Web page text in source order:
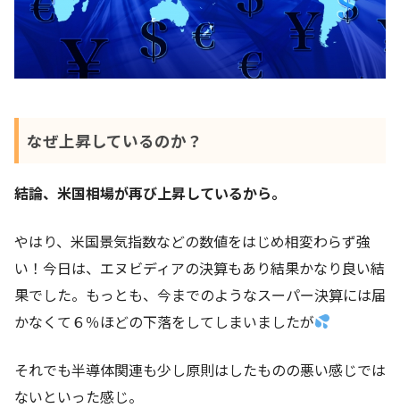
なぜ上昇しているのか？
結論、米国相場が再び上昇しているから。
やはり、米国景気指数などの数値をはじめ相変わらず強
い！今日は、エヌビディアの決算もあり結果かなり良い結
果でした。もっとも、今までのようなスーパー決算には届
かなくて６％ほどの下落をしてしまいましたが
それでも半導体関連も少し原則はしたものの悪い感じでは
ないといった感じ。